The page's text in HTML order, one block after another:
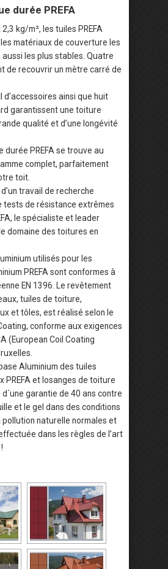
durée PREFA
kg/m², les tuiles PREFA
matériaux de couverture les
les plus stables. Quatre
de recouvrir un mètre carré de
d’accessoires ainsi que huit
garantissent une toiture
qualité et d’une longévité
durée PREFA se trouve au
complet, parfaitement
toit.
travail de recherche
tests de résistance extrêmes
le spécialiste et leader
domaine des toitures en
utilisés pour les
PREFA sont conformes à
EN 1396. Le revêtement
tuiles de toiture,
et tôles, est réalisé selon le
conforme aux exigences
(European Coil Coating
Aluminium des tuiles
PREFA et losanges de toiture
d´une garantie de 40 ans contre
et le gel dans des conditions
pollution naturelle normales et
dans les règles de l’art